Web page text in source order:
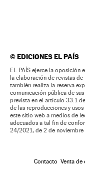
©EDICIONES EL PAÍS
EL PAÍS ejerce la oposición
la elaboración de revistas
también realiza la reserva
comunicación pública de
prevista en el artículo 33.1
de las reproducciones y
este sitio web a medios de
adecuados a tal fin de
24/2021, de 2 de noviembre
Contacto Venta de